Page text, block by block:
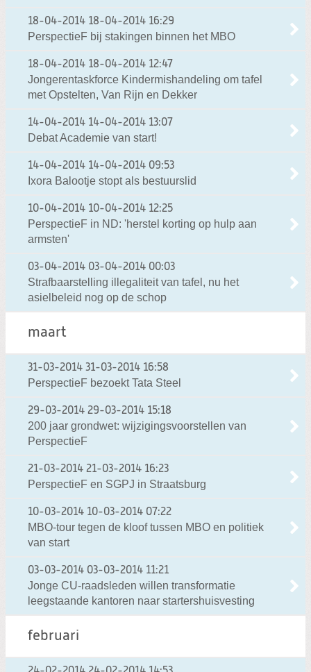
18-04-2014 18-04-2014 16:29
PerspectieF bij stakingen binnen het MBO
18-04-2014 18-04-2014 12:47
Jongerentaskforce Kindermishandeling om tafel
met Opstelten, Van Rijn en Dekker
14-04-2014 14-04-2014 13:07
Debat Academie van start!
14-04-2014 14-04-2014 09:53
Ixora Balootje stopt als bestuurslid
10-04-2014 10-04-2014 12:25
PerspectieF in ND: 'herstel korting op hulp aan
armsten'
03-04-2014 03-04-2014 00:03
Strafbaarstelling illegaliteit van tafel, nu het
asielbeleid nog op de schop
maart
31-03-2014 31-03-2014 16:58
PerspectieF bezoekt Tata Steel
29-03-2014 29-03-2014 15:18
200 jaar grondwet: wijzigingsvoorstellen van
PerspectieF
21-03-2014 21-03-2014 16:23
PerspectieF en SGPJ in Straatsburg
10-03-2014 10-03-2014 07:22
MBO-tour tegen de kloof tussen MBO en politiek
van start
03-03-2014 03-03-2014 11:21
Jonge CU-raadsleden willen transformatie
leegstaande kantoren naar startershuisvesting
februari